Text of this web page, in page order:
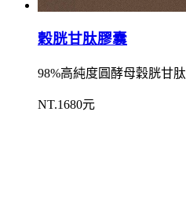
穀胱甘肽膠囊
98%高純度圓酵母穀胱甘肽
NT.1680元